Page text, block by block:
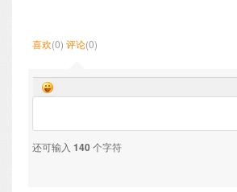
喜欢(0) 评论(0)
还可输入 140个字符